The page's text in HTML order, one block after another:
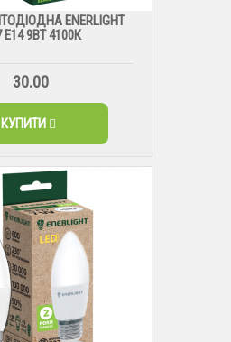
ENERLIGHT
Е14 9ВТ 4100К
30.00
КУПИТИ